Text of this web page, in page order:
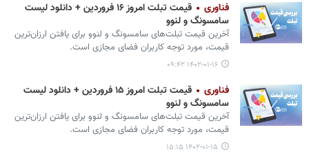
فناوری
قیمت تبلت امروز ۱۶ فروردین + دانلود لیست
سامسونگ و لنوو
آخرین قیمت تبلت‌های سامسونگ و لنوو برای یافتن ارزان‌ترین
قیمت، مورد توجه کاربران فضای مجازی است.
۱۴۰۲-۰۱-۱۶ ۰۹:۴۲
فناوری
قیمت تبلت امروز ۱۵ فروردین + دانلود لیست
سامسونگ و لنوو
آخرین قیمت تبلت‌های سامسونگ و لنوو برای یافتن ارزان‌ترین
قیمت، مورد توجه کاربران فضای مجازی است.
۱۴۰۲-۰۱-۱۵ ۱۵:۱۵